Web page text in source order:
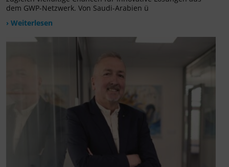
dem GWP-Netzwerk. Von Saudi-Arabien ü
› Weiterlesen